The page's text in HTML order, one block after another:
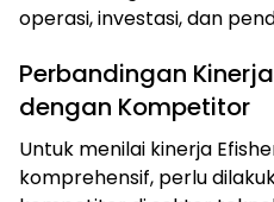
operasi, investasi, dan
Perbandingan
dengan Kompetitor
Untuk menilai kinerja
komprehensif, perlu